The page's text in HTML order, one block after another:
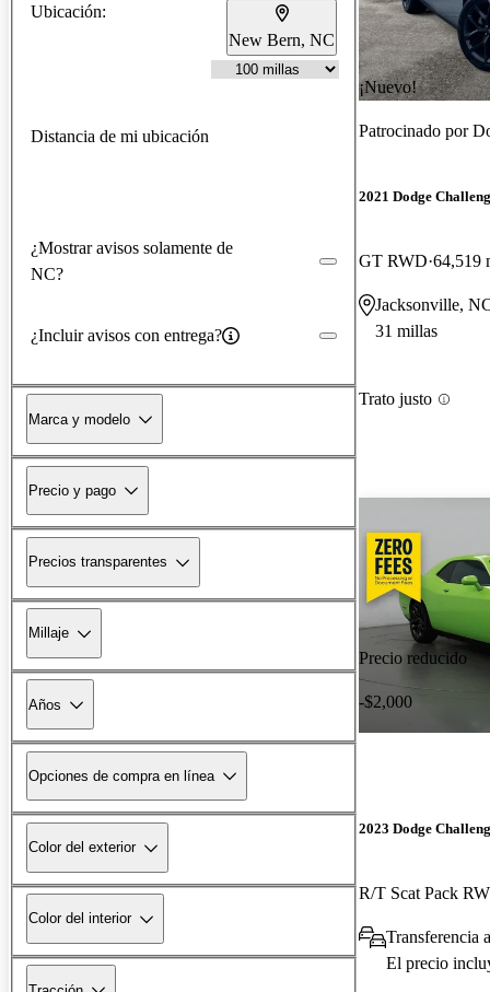
Ubicación:
New Bern, NC
Distancia de mi ubicación
¿Mostrar avisos solamente de
NC?
¿Incluir avisos con entrega?
Marca y modelo
Precio y pago
Precios transparentes
Millaje
Años
Opciones de compra en línea
Color del exterior
Color del interior
¡Nuevo!
Patrocinado por
2021 Dodge
GT RWD 64,519
Jacksonville,
31 millas
Trato justo
Precio reducido
-$2,000
2023 Dodge
R/T Scat Pack
Transferencia
El precio